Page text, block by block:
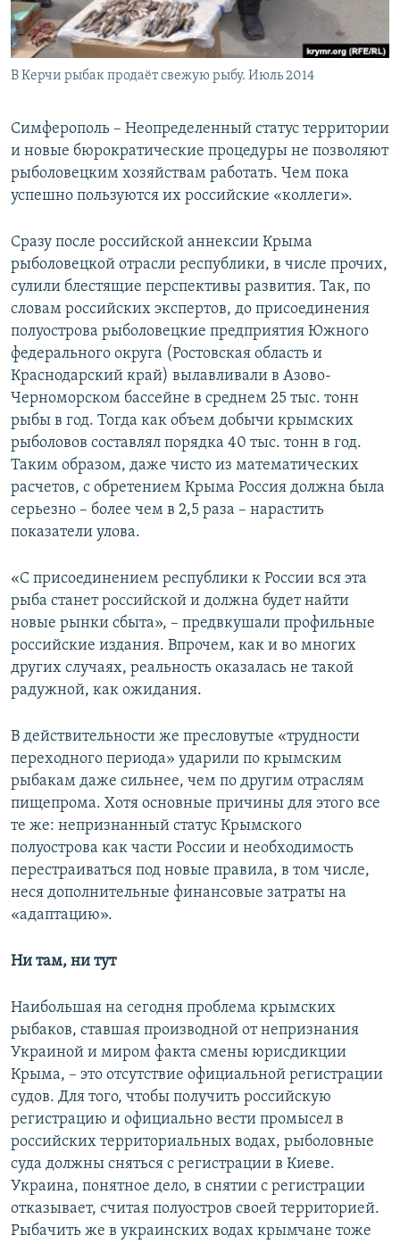
Հայերեն
English
Все сайты Радио Азатутюн
В Керчи рыбак продаёт свежую рыбу. Июль 2014
Симферополь – Неопределенный статус территории
и новые бюрократические процедуры не позволяют
рыболовецким хозяйствам работать. Чем пока
успешно пользуются их российские «коллеги».
Сразу после российской аннексии Крыма
рыболовецкой отрасли республики, в числе прочих,
сулили блестящие перспективы развития. Так, по
словам российских экспертов, до присоединения
полуострова рыболовецкие предприятия Южного
федерального округа (Ростовская область и
Краснодарский край) вылавливали в Азово-
Черноморском бассейне в среднем 25 тыс. тонн
рыбы в год. Тогда как объем добычи крымских
рыболовов составлял порядка 40 тыс. тонн в год.
Таким образом, даже чисто из математических
расчетов, с обретением Крыма Россия должна была
серьезно – более чем в 2,5 раза – нарастить
показатели улова.
«С присоединением республики к России вся эта
рыба станет российской и должна будет найти
новые рынки сбыта», – предвкушали профильные
российские издания. Впрочем, как и во многих
других случаях, реальность оказалась не такой
радужной, как ожидания.
В действительности же пресловутые «трудности
переходного периода» ударили по крымским
рыбакам даже сильнее, чем по другим отраслям
пищепрома. Хотя основные причины для этого все
те же: непризнанный статус Крымского
полуострова как части России и необходимость
перестраиваться под новые правила, в том числе,
неся дополнительные финансовые затраты на
«адаптацию».
Ни там, ни тут
Наибольшая на сегодня проблема крымских
рыбаков, ставшая производной от непризнания
Украиной и миром факта смены юрисдикции
Крыма, – это отсутствие официальной регистрации
судов. Для того, чтобы получить российскую
регистрацию и официально вести промысел в
российских территориальных водах, рыболовные
суда должны сняться с регистрации в Киеве.
Украина, понятное дело, в снятии с регистрации
отказывает, считая полуостров своей территорией.
Рыбачить же в украинских водах крымчане тоже